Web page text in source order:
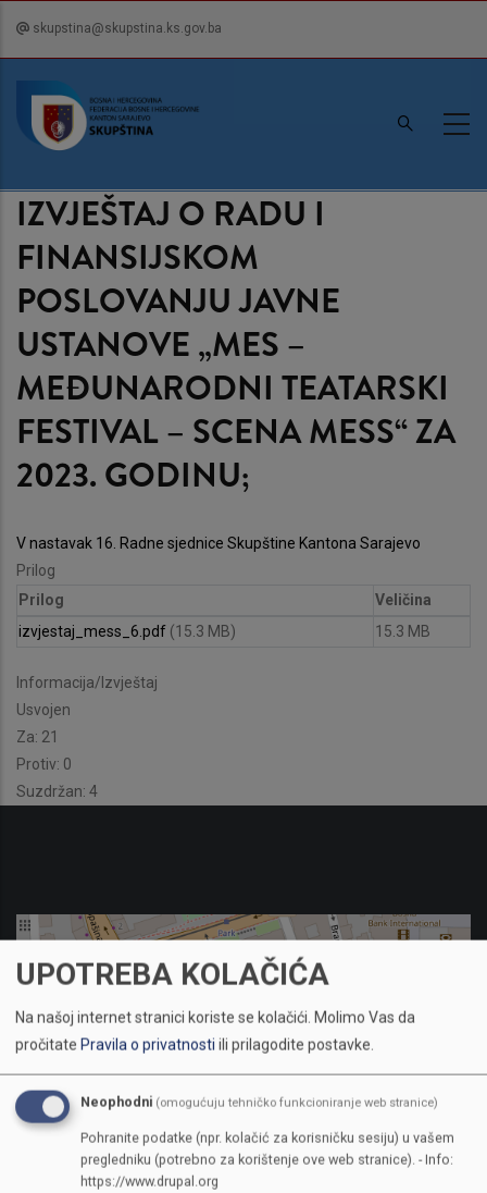
content
skupstina@skupstina.ks.gov.ba
IZVJEŠTAJ O RADU I
FINANSIJSKOM
POSLOVANJU JAVNE
USTANOVE „MES –
MEĐUNARODNI TEATARSKI
FESTIVAL – SCENA MESS“ ZA
2023. GODINU;
V nastavak 16. Radne sjednice Skupštine Kantona Sarajevo
Prilog
Prilog
Veličina
izvjestaj_mess_6.pdf (15.3 MB) 15.3 MB
Informacija/Izvještaj
Usvojen
Za: 21
Protiv: 0
Suzdržan: 4
UPOTREBA KOLAČIĆA
Na našoj internet stranici koriste se kolačići. Molimo Vas da
pročitate Pravila o privatnostiili prilagodite postavke.
Neophodni (omogućuju tehničko funkcioniranje web stranice)
Pohranite podatke (npr. kolačić za korisničku sesiju) u vašem
pregledniku (potrebno za korištenje ove web stranice). - Info:
https://www.drupal.org